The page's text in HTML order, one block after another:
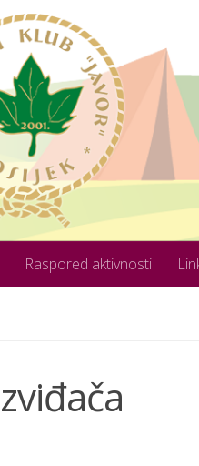
Raspored aktivnosti